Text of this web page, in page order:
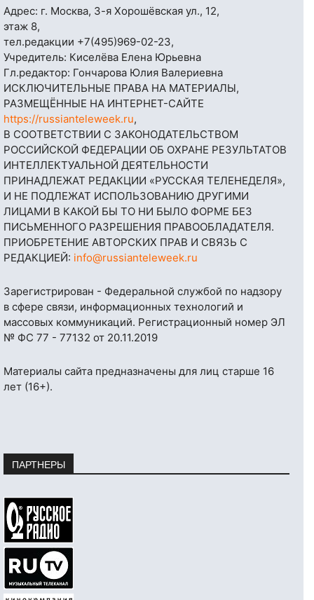
Адрес: г. Москва, 3-я Хорошёвская ул., 12,
этаж 8,
тел.редакции +7(495)969-02-23,
Учредитель: Киселёва Елена Юрьевна
Гл.редактор: Гончарова Юлия Валериевна
ИСКЛЮЧИТЕЛЬНЫЕ ПРАВА НА МАТЕРИАЛЫ,
РАЗМЕЩЁННЫЕ НА ИНТЕРНЕТ-САЙТЕ
https://russianteleweek.ru,
В СООТВЕТСТВИИ С ЗАКОНОДАТЕЛЬСТВОМ
РОССИЙСКОЙ ФЕДЕРАЦИИ ОБ ОХРАНЕ РЕЗУЛЬТАТОВ
ИНТЕЛЛЕКТУАЛЬНОЙ ДЕЯТЕЛЬНОСТИ
ПРИНАДЛЕЖАТ РЕДАКЦИИ «РУССКАЯ ТЕЛЕНЕДЕЛЯ»,
И НЕ ПОДЛЕЖАТ ИСПОЛЬЗОВАНИЮ ДРУГИМИ
ЛИЦАМИ В КАКОЙ БЫ ТО НИ БЫЛО ФОРМЕ БЕЗ
ПИСЬМЕННОГО РАЗРЕШЕНИЯ ПРАВООБЛАДАТЕЛЯ.
ПРИОБРЕТЕНИЕ АВТОРСКИХ ПРАВ И СВЯЗЬ С
РЕДАКЦИЕЙ: info@russianteleweek.ru
Зарегистрирован - Федеральной службой по надзору
в сфере связи, информационных технологий и
массовых коммуникаций. Регистрационный номер ЭЛ
№ ФС 77 - 77132 от 20.11.2019
Материалы сайта предназначены для лиц старше 16
лет (16+).
ПАРТНЕРЫ